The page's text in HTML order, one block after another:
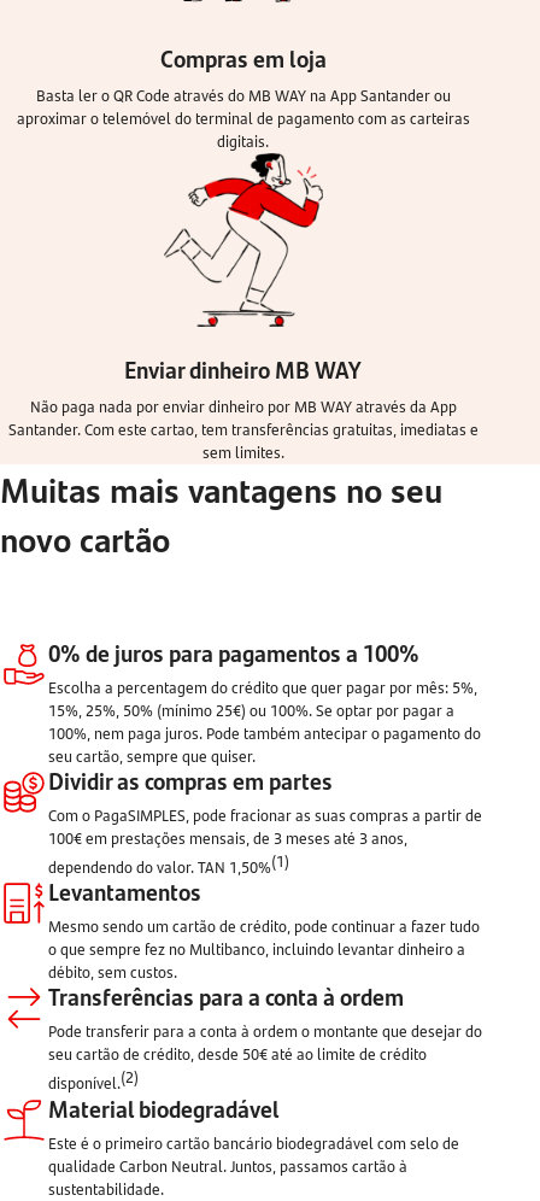
Compras em loja
Basta ler o QR Code através do MB WAY na App Santander ou
aproximar o telemóvel do terminal de pagamento com as carteiras
digitais.
Enviar dinheiro MB WAY
Não paga nada por enviar dinheiro por MB WAY através da App
Santander. Com este cartao, tem transferências gratuitas, imediatas e
sem limites.
Muitas mais vantagens no seu
novo cartão
0% de juros para pagamentos a 100%
Escolha a percentagem do crédito que quer pagar por mês: 5%,
15%, 25%, 50% (mínimo 25€) ou 100%. Se optar por pagar a
100%, nem paga juros. Pode também antecipar o pagamento do
seu cartão, sempre que quiser.
Dividir as compras em partes
Com o PagaSIMPLES, pode fracionar as suas compras a partir de
100€ em prestações mensais, de 3 meses até 3 anos,
dependendo do valor. TAN 1,50%(1)
Levantamentos
Mesmo sendo um cartão de crédito, pode continuar a fazer tudo
o que sempre fez no Multibanco, incluindo levantar dinheiro a
débito, sem custos.
Transferências para a conta à ordem
Pode transferir para a conta à ordem o montante que desejar do
seu cartão de crédito, desde 50€ até ao limite de crédito
disponível.(2)
Material biodegradável
Este é o primeiro cartão bancário biodegradável com selo de
qualidade Carbon Neutral. Juntos, passamos cartão à
sustentabilidade.